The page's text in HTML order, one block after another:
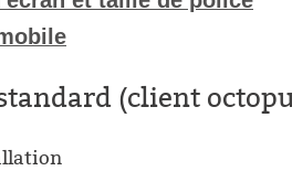
requêtes
(client